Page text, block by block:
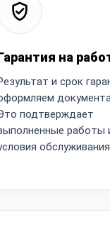
на
и срок
подтверждает
работы
обслуживания.